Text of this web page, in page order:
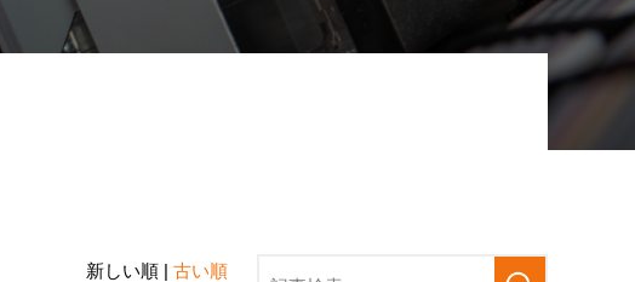
新しい順 | 古い順